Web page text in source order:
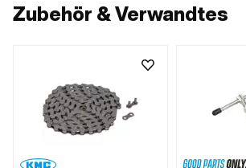
Zubehör & Verwandtes